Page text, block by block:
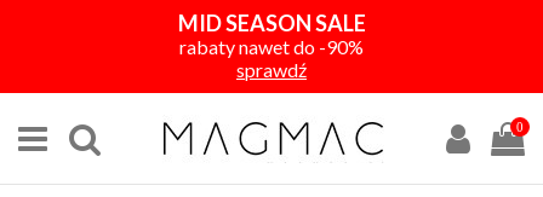
MID SEASON SALE
rabaty nawet do -90%
sprawdź
0